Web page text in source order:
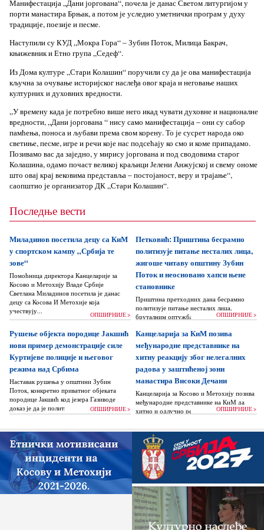
Манифестација „Дани јоргована“, почела је данас Светом литургијом у
порти манастира Брњак, а потом је уследио уметнички програм у духу
традиције, поезије и песме.
Наступили су КУД „Мокра Гора“ – Зубин Поток, Милица Бакрач,
књижевник и Етно група „Седеф“.
Из Дома културе „Стари Колашин“ поручили су да је ова манифестација
кључна за очување историјског наслеђа овог краја и неговање наших
културних и духовних вредности.
„У времену када је потребно више него икад чувати духовне и националне
вредности, „Дани јоргована “ нису само манифестација – они су сабор
памћења, поноса и љубави према свом корену. То је сусрет народа око
светиње, песме, игре и речи које нас подсећају ко смо и коме припадамо.
Позивамо вас да заједно, у мирису јоргована и под сводовима старог
Колашина, одамо почаст великој краљици Јелени Анжујској и свему ономе
што овај крај вековима представља – постојаност, веру и трајање“,
саопштио је организатор ДК „Стари Колашин“.
Последње вести
Миладинов посетила децу са КиМ
у спортском кампу „Србија те
зове“
Помоћница директора Канцеларије за
Косово и Метохију Владе Србије
Светлана Миладинов посетила је данас
децу са Косова И Метохије која
учествују...
ОПШИРНИЈЕ >
Петковић: Приштина бесрамно
политизује питање несталих лица,
жигоше читаву општину Зубин
Поток и неосновано хапси њене
становнике
Приштина претходних дана бесрамно
политизује питање несталих лица,
бруталним оптужбама на рачун Београда
жигоше...
ОПШИРНИЈЕ >
Рушење објекта породице Јакшић
нови пример демонстрације силе
Куртијеве полиције и његовог
режима над Србима
Наставак рушења у општини Зубин
Поток, конкретно приватног објеката
породице Јакшић код језера Газиводе
доказ је да је политика Аљбина Куртија...
ОПШИРНИЈЕ >
Канцеларија за КиМ позива
међународне представнике на
хитну реакцију због нелегалних
радова у заштићеној зони
манастира Високи Дечани
Канцеларија за Косово и Метохију позива
међународне представнике на КиМ да
хитно и одлучно реагују и да без
нелегалних грађевинских...
ОПШИРНИЈЕ >